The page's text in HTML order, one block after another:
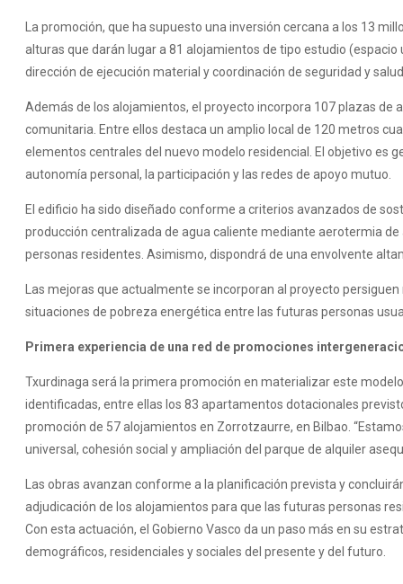
La promoción, que ha supuesto una inversión cercana a los 13
alturas que darán lugar a 81 alojamientos de tipo estudio
dirección de ejecución material y coordinación de seguridad y
Además de los alojamientos, el proyecto incorpora 107 plazas
comunitaria. Entre ellos destaca un amplio local de 120 metros
elementos centrales del nuevo modelo residencial. El objetivo es
autonomía personal, la participación y las redes de apoyo mutuo.
El edificio ha sido diseñado conforme a criterios avanzados de
producción centralizada de agua caliente mediante aerotermia
personas residentes. Asimismo, dispondrá de una envolvente
Las mejoras que actualmente se incorporan al proyecto
situaciones de pobreza energética entre las futuras personas
Primera experiencia de una red de promociones
Txurdinaga será la primera promoción en materializar este
identificadas, entre ellas los 83 apartamentos dotacionales
promoción de 57 alojamientos en Zorrotzaurre, en Bilbao.
universal, cohesión social y ampliación del parque de alquiler
Las obras avanzan conforme a la planificación prevista y
adjudicación de los alojamientos para que las futuras personas
Con esta actuación, el Gobierno Vasco da un paso más en su
demográficos, residenciales y sociales del presente y del futuro.